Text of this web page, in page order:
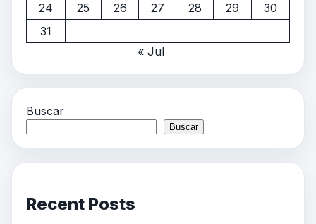
24
25 26 27 28 29
30
31
« Jul
Buscar
Buscar
Recent Posts